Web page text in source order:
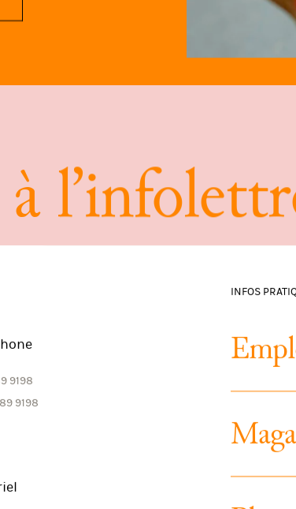
à l’infolettr
INFOS
9198
9198
Empl
Maga